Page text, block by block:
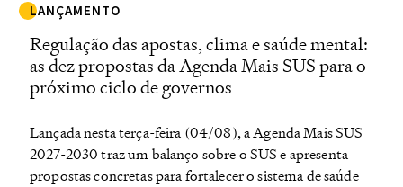
LANÇAMENTO
Regulação das apostas, clima e saúde mental:
as dez propostas da Agenda Mais SUS para o
próximo ciclo de governos
Lançada nesta terça-feira (04/08), a Agenda Mais SUS
2027-2030 traz um balanço sobre o SUS e apresenta
propostas concretas para fortalecer o sistema de saúde